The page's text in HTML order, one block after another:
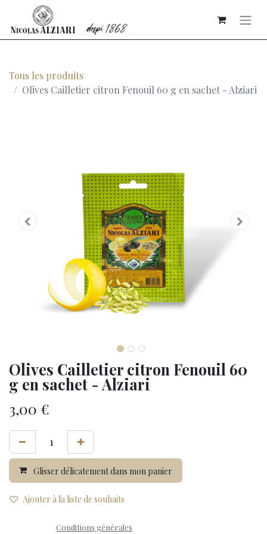
Tous les produits
Olives Cailletier citron Fenouil 60 g en sachet - Alziari
Olives Cailletier citron Fenouil 60
g en sachet - Alziari
3,00 €
Glisser délicatement dans mon panier
Ajouter à la liste de souhaits
Conditions générales